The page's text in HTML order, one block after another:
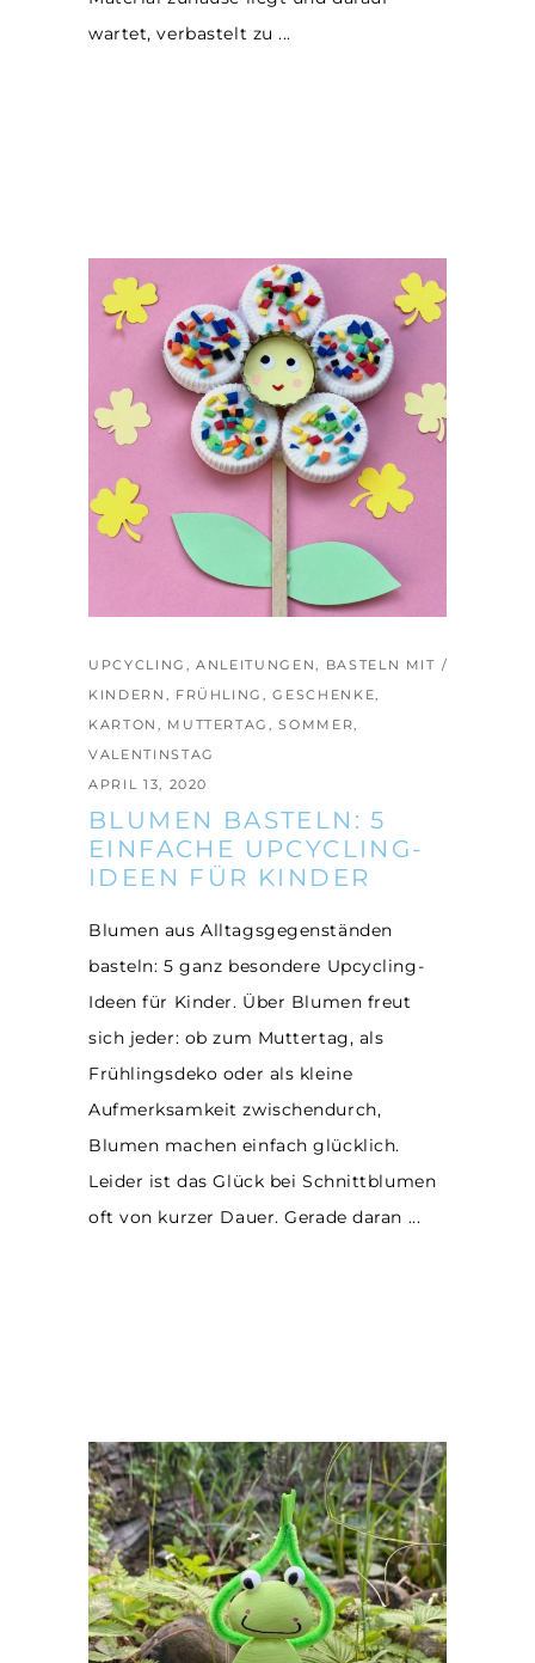
wartet, verbastelt zu
UPCYCLING ,ANLEITUNGEN, BASTELN MIT
KINDERN , FRÜHLING,GESCHENKE,
KARTON , MUTTERTAG,SOMMER,
VALENTINSTAG
APRIL 13, 2020
BLUMEN BASTELN: 5
EINFACHE UPCYCLING-
IDEEN FÜR KINDER
Blumen aus Alltagsgegenständen
basteln: 5 ganz besondere Upcycling-
Ideen für Kinder. Über Blumen freut
sich jeder: ob zum Muttertag, als
Frühlingsdeko oder als kleine
Aufmerksamkeit zwischendurch,
Blumen machen einfach glücklich.
Leider ist das Glück bei Schnittblumen
oft von kurzer Dauer. Gerade daran